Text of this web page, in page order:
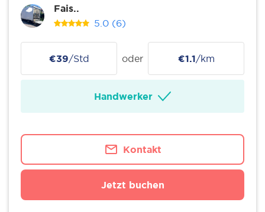
Fais..
5.0 (6)
€39/Std oder €1.1/km
Handwerker
Kontakt
Jetzt buchen